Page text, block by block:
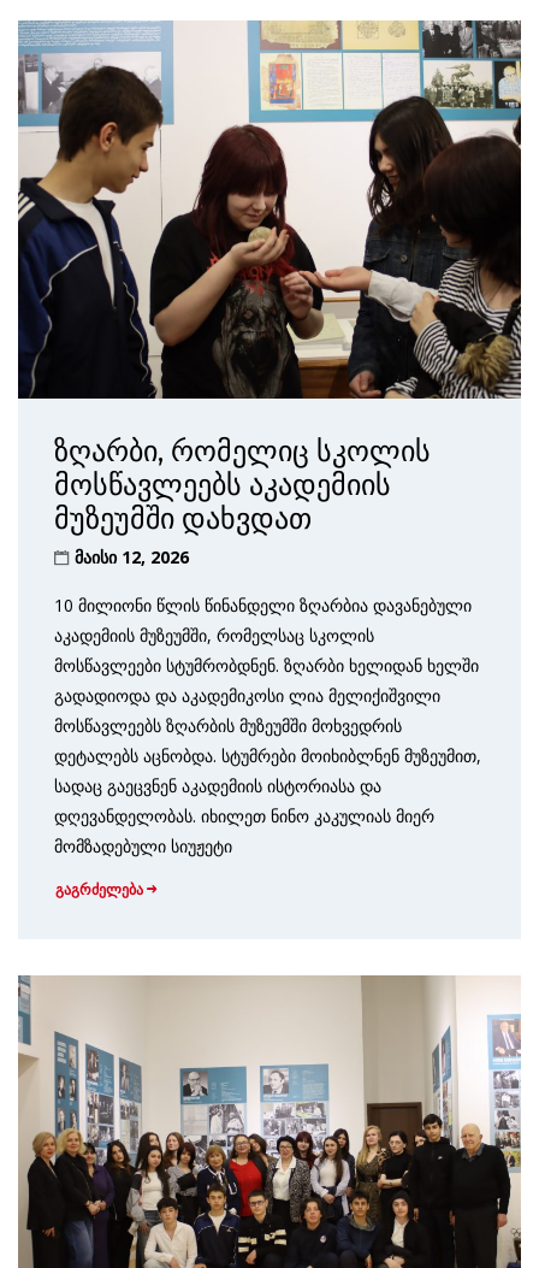
ზღარბი, რომელიც სკოლის
მოსწავლეებს აკადემიის
მუზეუმში დახვდათ
მაისი 12, 2026
10 მილიონი წლის წინანდელი ზღარბია დავანებული
აკადემიის მუზეუმში, რომელსაც სკოლის
მოსწავლეები სტუმრობდნენ. ზღარბი ხელიდან ხელში
გადადიოდა და აკადემიკოსი ლია მელიქიშვილი
მოსწავლეებს ზღარბის მუზეუმში მოხვედრის
დეტალებს აცნობდა. სტუმრები მოიხიბლნენ მუზეუმით,
სადაც გაეცვნენ აკადემიის ისტორიასა და
დღევანდელობას. იხილეთ ნინო კაკულიას მიერ
მომზადებული სიუჟეტი
გაგრძელება